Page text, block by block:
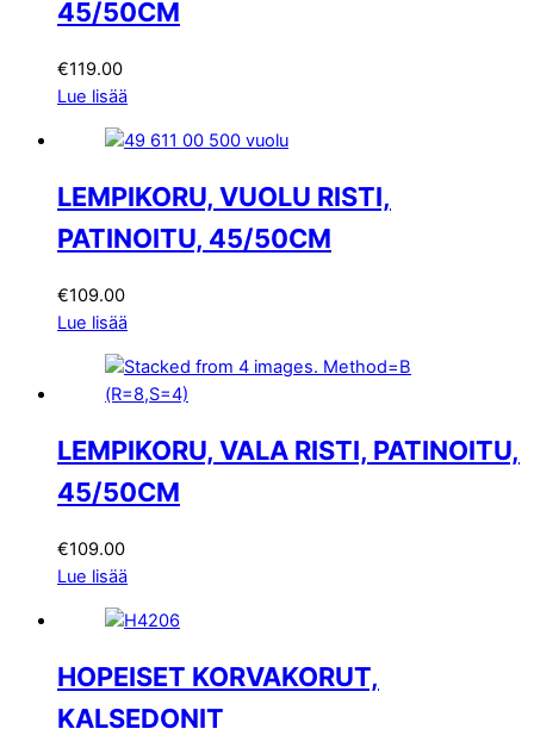
45/50CM
€119.00
Lue lisää
LEMPIKORU, VUOLU RISTI,
PATINOITU, 45/50CM
€109.00
Lue lisää
LEMPIKORU, VALA RISTI, PATINOITU,
45/50CM
€109.00
Lue lisää
HOPEISET KORVAKORUT,
KALSEDONIT